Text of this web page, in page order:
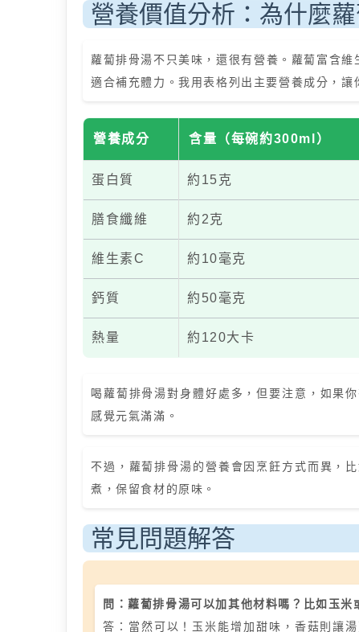
營養價值分析：為什麼
蘿蔔排骨湯不只美味，還很有營養。蘿蔔富含
適合補充體力。我用表格列出主要營養成分，讓
營養成分 含量（每碗約300ml）
蛋白質 約15克
膳食纖維 約2克
維生素C 約10毫克
鈣質 約50毫克
熱量 約120大卡
喝蘿蔔排骨湯對身體好處多，但要注意，如果
感覺元氣滿滿。
不過，蘿蔔排骨湯的營養會因烹飪方式而異，
煮，保留食材的原味。
常見問題解答
問：蘿蔔排骨湯可以加其他材料嗎？比如玉米
答：當然可以！玉米能增加甜味，香菇則讓